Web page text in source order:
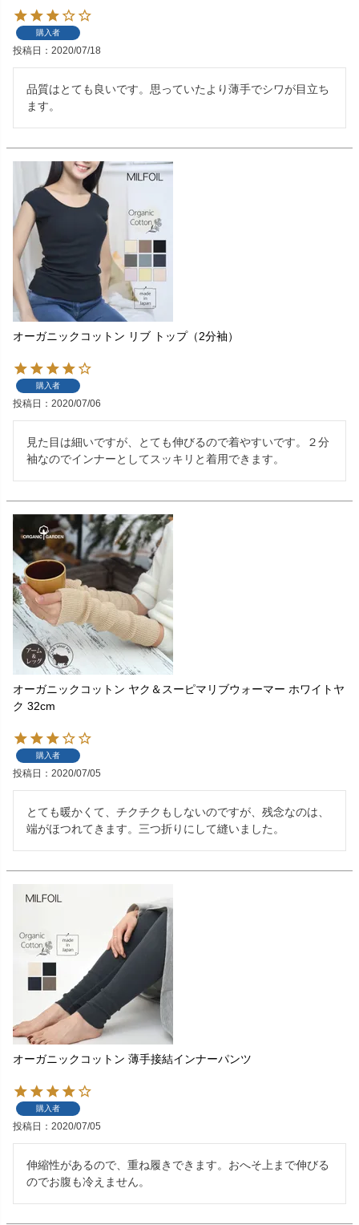
購入者
投稿日 2020/07/18
品質はとても良いです。思っていたより薄手でシワが目立ち
ます。
オーガニックコットン リブ トップ（2分袖）
購入者
投稿日 2020/07/06
見た目は細いですが、とても伸びるので着やすいです。２分
袖なのでインナーとしてスッキリと着用できます。
オーガニックコットン ヤク＆スーピマリブウォーマー ホワイトヤ
ク 32cm
購入者
投稿日 2020/07/05
とても暖かくて、チクチクもしないのですが、残念なのは、
端がほつれてきます。三つ折りにして縫いました。
オーガニックコットン 薄手接結インナーパンツ
購入者
投稿日 2020/07/05
伸縮性があるので、重ね履きできます。おへそ上まで伸びる
のでお腹も冷えません。